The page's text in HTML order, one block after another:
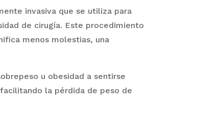
invasiva que se utiliza para
de cirugía. Este procedimiento
menos molestias, una
u obesidad a sentirse
la pérdida de peso de